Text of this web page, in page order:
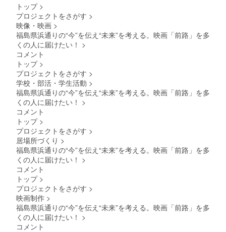
ざいま
せん
と幸い
です。
適切な
内容で
い場合
があり
（1法人
名）を
のお名
前を記
ざいま
せん
と幸い
です。
トップ >
プロジェクトをさがす >
映像・映画 >
福島県浜通りの“今”を伝え“未来”を考える。映画「前路」を多
くの人に届けたい！ >
コメント
トップ >
プロジェクトをさがす >
学校・部活・学生活動 >
福島県浜通りの“今”を伝え“未来”を考える。映画「前路」を多
くの人に届けたい！ >
コメント
トップ >
プロジェクトをさがす >
居場所づくり >
福島県浜通りの“今”を伝え“未来”を考える。映画「前路」を多
くの人に届けたい！ >
コメント
トップ >
プロジェクトをさがす >
映画制作 >
福島県浜通りの“今”を伝え“未来”を考える。映画「前路」を多
くの人に届けたい！ >
コメント